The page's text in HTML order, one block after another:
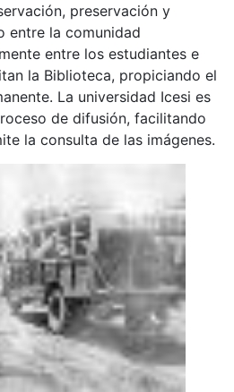
Jorge Garcés Borrero, por
suscrito con la Secretaria
con el fin de aunar
preservación y
entre la comunidad
entre los estudiantes e
la Biblioteca, propiciando el
La universidad Icesi es
de difusión, facilitando
la consulta de las imágenes.